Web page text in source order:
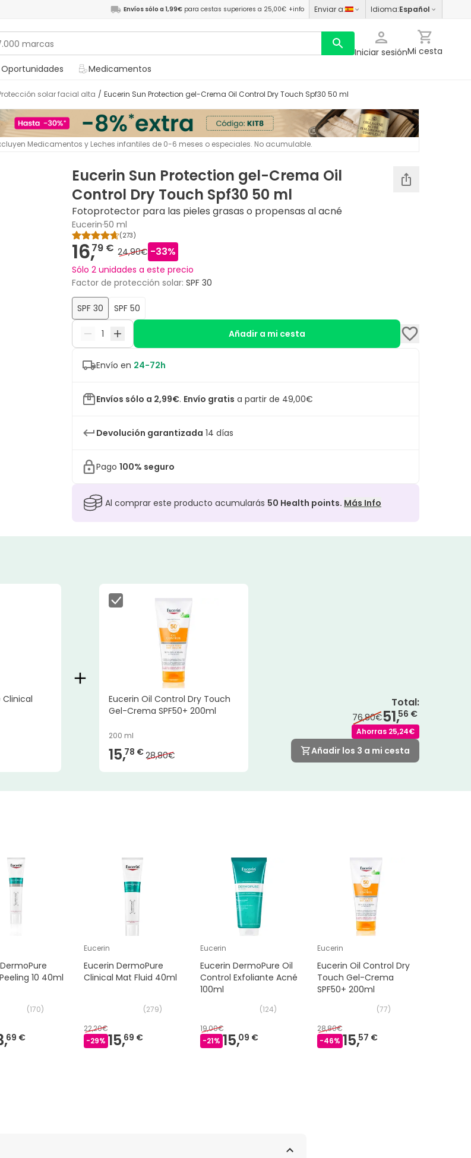
Envíos sólo a 1,99€ para cestas superiores a 25,00€ +info Enviar a: Idioma:Español
Iniciar sesiónMi cesta
Oportunidades Medicamentos
Protección solar facial alta / Eucerin Sun Protection gel-Crema Oil Control Dry Touch Spf30 50 ml
Medicamentos y Leches infantiles de 0-6 meses o especiales. No acumulable.
Eucerin Sun Protection gel-Crema Oil
Control Dry Touch Spf30 50 ml
Fotoprotector para las pieles grasas o propensas al acné
Eucerin·50 ml
(273)
16,79 € 24,90€ -33%
Sólo 2 unidades a este precio
Factor de protección solar: SPF 30
SPF 30 SPF 50
Añadir a mi cesta
Envío en 24-72h
Envíos sólo a 2,99€. Envío gratis a partir de 49,00€
Devolución garantizada 14 días
Pago 100% seguro
Al comprar este producto acumularás 50 Health points. Más Info
Clinical
Eucerin Oil Control Dry Touch
Gel-Crema SPF50+ 200ml
200 ml
15,78 €28,80€
Total:
76,80€51,56 €
Ahorras 25,24€
Añadir los 3 a mi cesta
10 40ml
(170)
69 €
Eucerin
Eucerin DermoPure
Clinical Mat Fluid 40ml
(279)
22,20€
-29% 15,69 €
Eucerin
Eucerin DermoPure Oil
Control Exfoliante Acné
100ml
(124)
19,00€
-21% 15,09 €
Eucerin
Eucerin Oil Control Dry
Touch Gel-Crema
SPF50+ 200ml
(77)
28,80€
-46% 15,57 €